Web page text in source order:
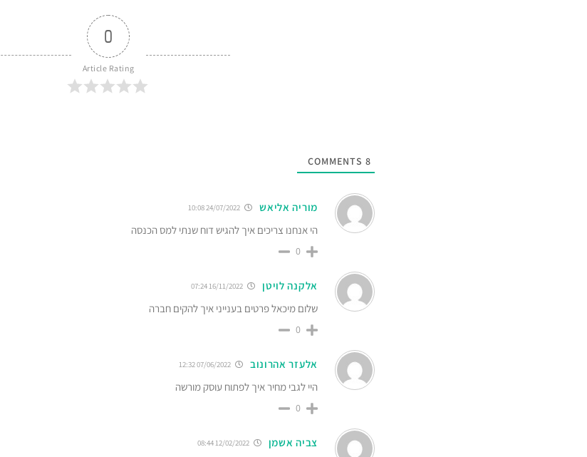
0
Article Rating
8
מוריה אליאש
הי אנחנו צריכים איך להגיש דוח שנתי למס הכנסה
0
אלקנה לויטן
שלום מיכאל פרטים בענייני איך להקים חברה
0
אלעזר אהרונוב 07/06/2022 12:32
היי לגבי מחיר איך לפתוח עוסק מורשה
0
צביה אשמן 12/02/2022 08:44